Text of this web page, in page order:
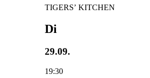
TIGERS’ KITCHEN
Di
29.09.
19:30